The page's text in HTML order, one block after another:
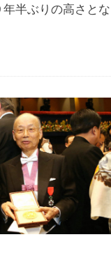
半ぶりの高さとな